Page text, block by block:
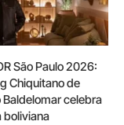
São Paulo 2026:
Chiquitano de
Baldelomar celebra
boliviana